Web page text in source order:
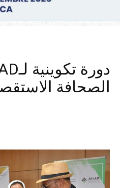
الصحافة